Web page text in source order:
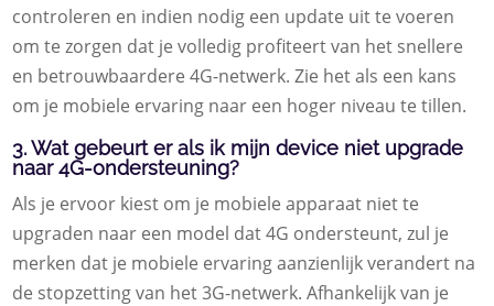
controleren en indien nodig een update uit te voeren
om te zorgen dat je volledig profiteert van het snellere
en betrouwbaardere 4G-netwerk. Zie het als een kans
om je mobiele ervaring naar een hoger niveau te tillen.
3. Wat gebeurt er als ik mijn device niet upgrade
naar 4G-ondersteuning?
Als je ervoor kiest om je mobiele apparaat niet te
upgraden naar een model dat 4G ondersteunt, zul je
merken dat je mobiele ervaring aanzienlijk verandert na
de stopzetting van het 3G-netwerk. Afhankelijk van je